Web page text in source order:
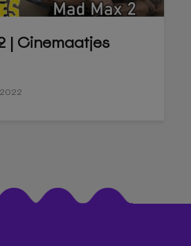
| Cinemaatjes